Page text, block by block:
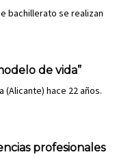
bachillerato se realizan
de vida”
(Alicante) hace 22 años.
profesionales